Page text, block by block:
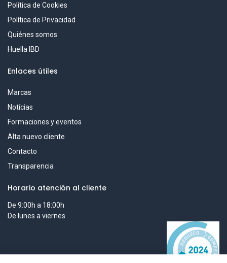
Política de Cookies
Política de Privacidad
Quiénes somos
Huella IBD
Enlaces útiles
Marcas
Notícias
Formaciones y eventos
Alta nuevo cliente
Contacto
Transparencia
Horario atención al cliente
De 9:00h a 18:00h
De lunes a viernes